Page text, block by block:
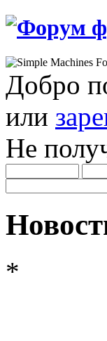
Добро
или
Не
*